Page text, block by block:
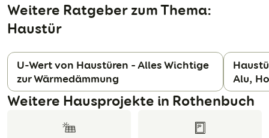
Weitere Ratgeber zum Thema:
Haustür
U-Wert von Haustüren – Alles Wichtige
zur Wärmedämmung
Alu,
Weitere Hausprojekte in Rothenbuch